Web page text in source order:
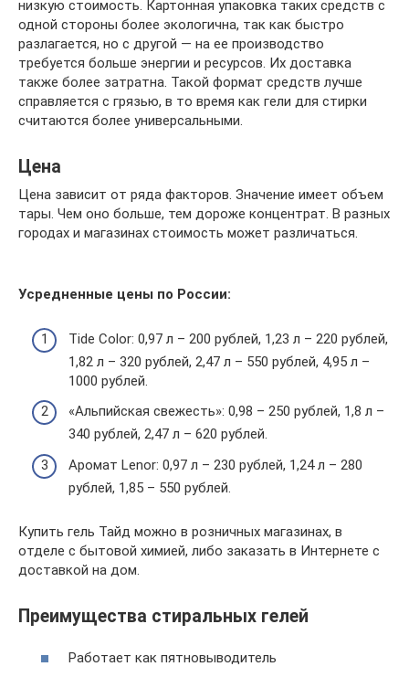
низкую стоимость. Картонная упаковка таких средств с
одной стороны более экологична, так как быстро
разлагается, но с другой — на ее производство
требуется больше энергии и ресурсов. Их доставка
также более затратна. Такой формат средств лучше
справляется с грязью, в то время как гели для стирки
считаются более универсальными.
Цена
Цена зависит от ряда факторов. Значение имеет объем
тары. Чем оно больше, тем дороже концентрат. В разных
городах и магазинах стоимость может различаться.
Усредненные цены по России:
Tide Color: 0,97 л – 200 рублей, 1,23 л – 220 рублей,
1,82 л – 320 рублей, 2,47 л – 550 рублей, 4,95 л –
1000 рублей.
«Альпийская свежесть»: 0,98 – 250 рублей, 1,8 л –
340 рублей, 2,47 л – 620 рублей.
Аромат Lenor: 0,97 л – 230 рублей, 1,24 л – 280
рублей, 1,85 – 550 рублей.
Купить гель Тайд можно в розничных магазинах, в
отделе с бытовой химией, либо заказать в Интернете с
доставкой на дом.
Преимущества стиральных гелей
Работает как пятновыводитель